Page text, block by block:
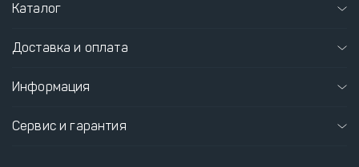
Каталог
Доставка и оплата
Информация
Сервис и гарантия